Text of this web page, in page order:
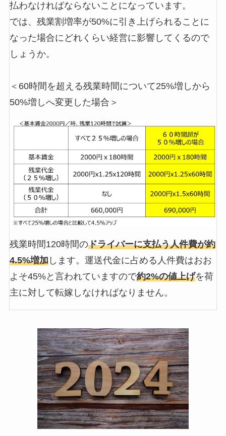
払わなければならないことになっています。
では、残業割増率が50%に引き上げられることに
なった場合にどれくらい経営に影響してくるので
しょうか。
＜60時間を超える残業時間について25%増しから
50%増しへ変更した場合＞
残業時間120時間のドライバーに支払う人件費が約
4.5%増加します。運送代金に占める人件費はおお
よそ45%と言われていますので約2%の値上げを荷
主に対して転嫁しなければなりません。